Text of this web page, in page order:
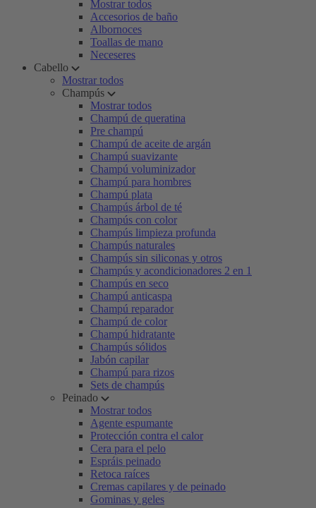
Mostrar todos
Accesorios de baño
Albornoces
Toallas de mano
Neceseres
Cabello
Mostrar todos
Champús
Mostrar todos
Champú de queratina
Pre champú
Champú de aceite de argán
Champú suavizante
Champú voluminizador
Champú para hombres
Champú plata
Champús árbol de té
Champús con color
Champús limpieza profunda
Champús naturales
Champús sin siliconas y otros
Champús y acondicionadores 2 en 1
Champús en seco
Champú anticaspa
Champú reparador
Champú de color
Champú hidratante
Champús sólidos
Jabón capilar
Champú para rizos
Sets de champús
Peinado
Mostrar todos
Agente espumante
Protección contra el calor
Cera para el pelo
Espráis peinado
Retoca raíces
Cremas capilares y de peinado
Gominas y geles